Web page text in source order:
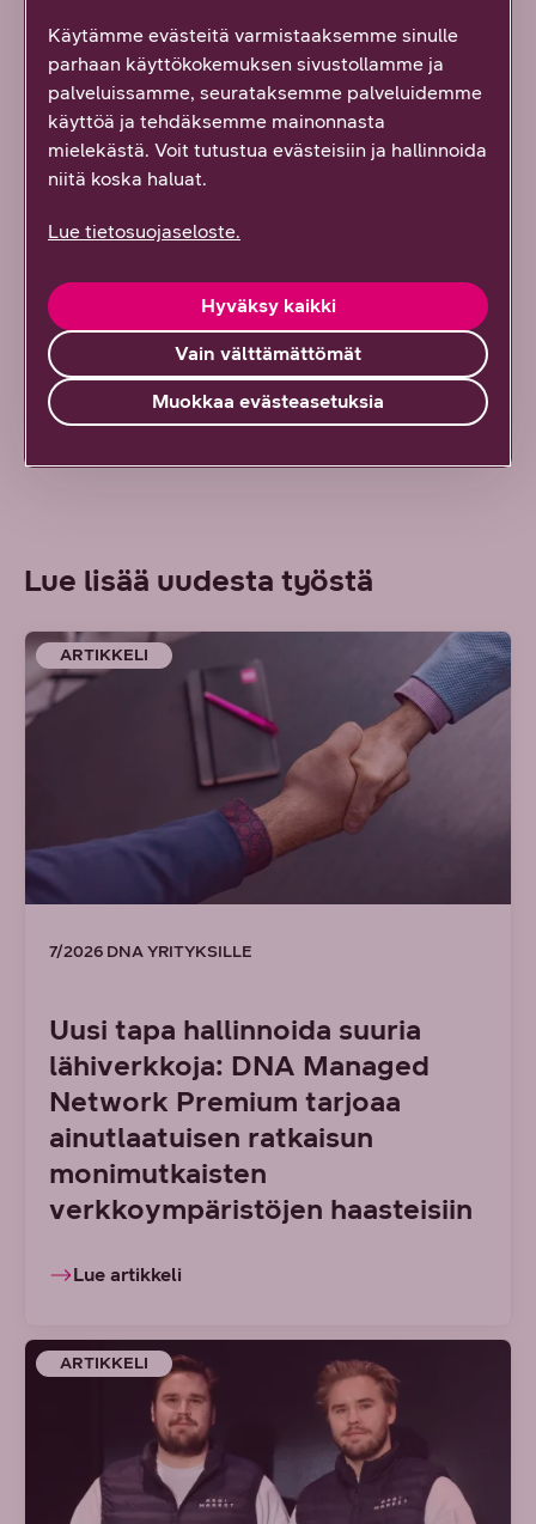
Kaikki artikkelit ja blogit
Kaikki referenssit
Tilaa uutiskirje
Ota yhteyttä
Lue lisää uudesta työstä
ARTIKKELI
7/2026 DNA YRITYKSILLE
Uusi tapa hallinnoida suuria
lähiverkkoja: DNA Managed
Network Premium tarjoaa
ainutlaatuisen ratkaisun
monimutkaisten
verkkoympäristöjen haasteisiin
Lue artikkeli
ARTIKKELI
Käytämme evästeitä varmistaaksemme sinulle
parhaan käyttökokemuksen sivustollamme ja
palveluissamme, seurataksemme palveluidemme
käyttöä ja tehdäksemme mainonnasta
mielekästä. Voit tutustua evästeisiin ja hallinnoida
niitä koska haluat.
Lue tietosuojaseloste.
Vain välttämättömät
Hyväksy kaikki
Muokkaa evästeasetuksia